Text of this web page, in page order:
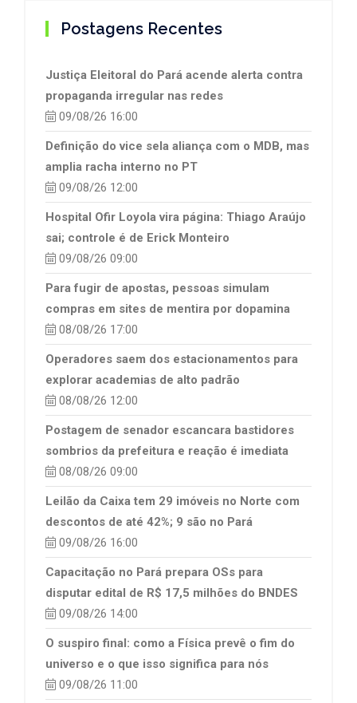
Postagens Recentes
Justiça Eleitoral do Pará acende alerta contra
propaganda irregular nas redes
09/08/26 16:00
Definição do vice sela aliança com o MDB, mas
amplia racha interno no PT
09/08/26 12:00
Hospital Ofir Loyola vira página: Thiago Araújo
sai; controle é de Erick Monteiro
09/08/26 09:00
Para fugir de apostas, pessoas simulam
compras em sites de mentira por dopamina
08/08/26 17:00
Operadores saem dos estacionamentos para
explorar academias de alto padrão
08/08/26 12:00
Postagem de senador escancara bastidores
sombrios da prefeitura e reação é imediata
08/08/26 09:00
Leilão da Caixa tem 29 imóveis no Norte com
descontos de até 42%; 9 são no Pará
09/08/26 16:00
Capacitação no Pará prepara OSs para
disputar edital de R$ 17,5 milhões do BNDES
09/08/26 14:00
O suspiro final: como a Física prevê o fim do
universo e o que isso significa para nós
09/08/26 11:00